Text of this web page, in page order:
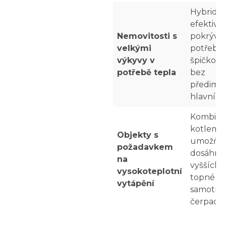
Nemovitosti s
velkými
výkyvy v
potřebě tepla
pokrývá
potřebu
bez
Objekty s
požadavkem
na
vysokoteplotní
vytápění
kotlem
vyšších
topné